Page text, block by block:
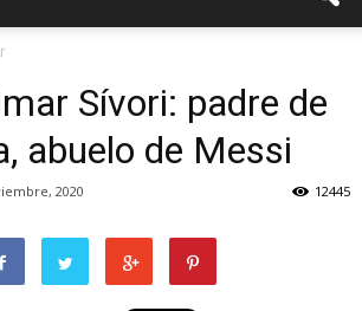
Sívori: padre de
abuelo de Messi
2020 12445